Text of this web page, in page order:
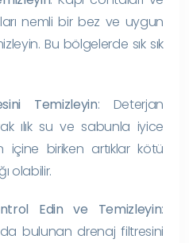
nemli bir bez ve uygun
Bu bölgelerde sık sık
Temizleyin: Deterjan
ılık su ve sabunla iyice
içine biriken artıklar kötü
olabilir.
Edin ve Temizleyin:
bulunan drenaj filtresini